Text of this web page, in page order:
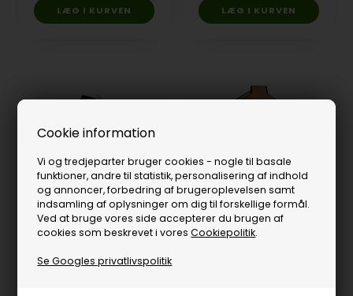
Cookie information
Vi og tredjeparter bruger cookies - nogle til basale
funktioner, andre til statistik, personalisering af indhold
og annoncer, forbedring af brugeroplevelsen samt
indsamling af oplysninger om dig til forskellige formål.
Ved at bruge vores side accepterer du brugen af
cookies som beskrevet i voresCookiepolitik.
Se Googles privatlivspolitik
Mini klædebørste
45,00 DKK
Simonis X-1 Profi
klæderenser